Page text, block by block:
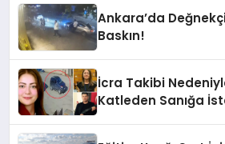
Ankara’da
Baskın!
İcra Takibi
Katleden Sanığa